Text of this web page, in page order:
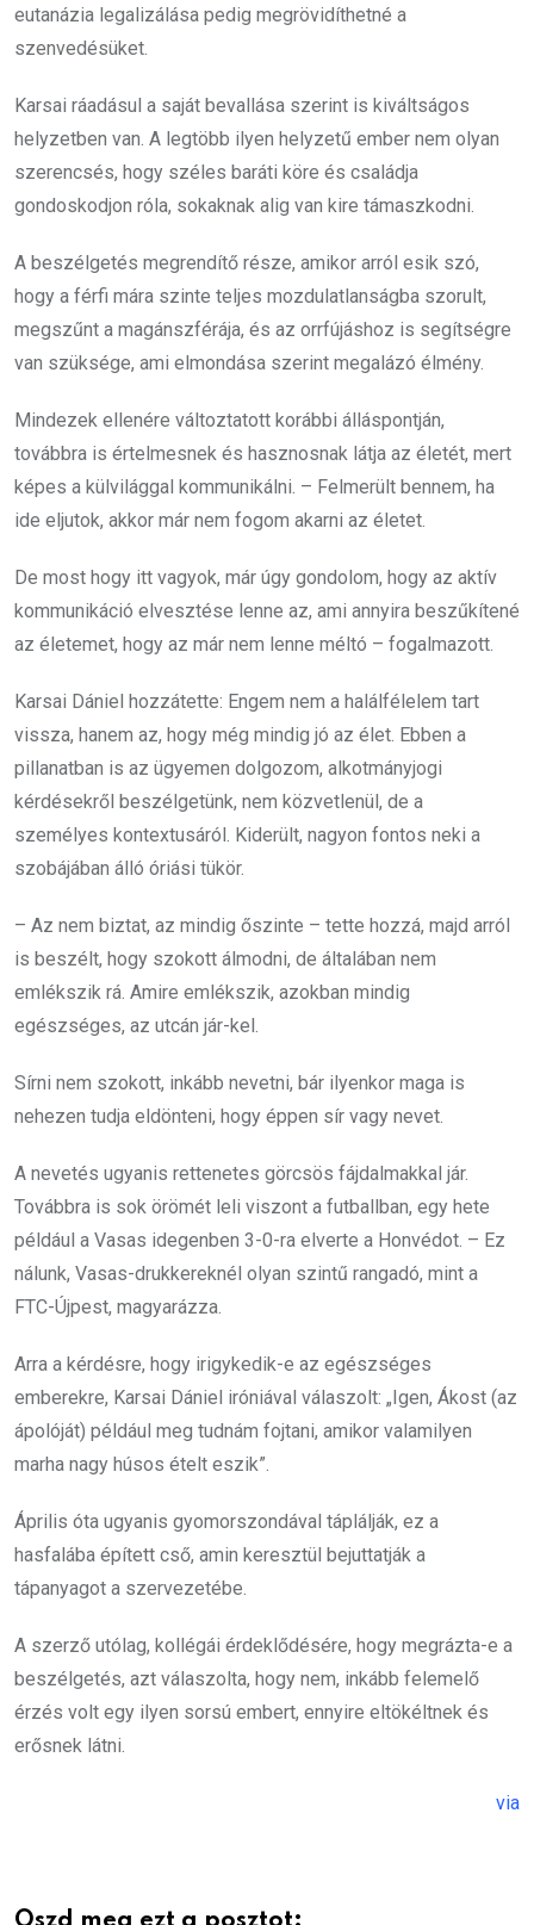
eutanázia legalizálása pedig megrövidíthetné a
szenvedésüket.
Karsai ráadásul a saját bevallása szerint is kiváltságos
helyzetben van. A legtöbb ilyen helyzetű ember nem olyan
szerencsés, hogy széles baráti köre és családja
gondoskodjon róla, sokaknak alig van kire támaszkodni.
A beszélgetés megrendítő része, amikor arról esik szó,
hogy a férfi mára szinte teljes mozdulatlanságba szorult,
megszűnt a magánszférája, és az orrfújáshoz is segítségre
van szüksége, ami elmondása szerint megalázó élmény.
Mindezek ellenére változtatott korábbi álláspontján,
továbbra is értelmesnek és hasznosnak látja az életét, mert
képes a külvilággal kommunikálni. – Felmerült bennem, ha
ide eljutok, akkor már nem fogom akarni az életet.
De most hogy itt vagyok, már úgy gondolom, hogy az aktív
kommunikáció elvesztése lenne az, ami annyira beszűkítené
az életemet, hogy az már nem lenne méltó – fogalmazott.
Karsai Dániel hozzátette: Engem nem a halálfélelem tart
vissza, hanem az, hogy még mindig jó az élet. Ebben a
pillanatban is az ügyemen dolgozom, alkotmányjogi
kérdésekről beszélgetünk, nem közvetlenül, de a
személyes kontextusáról. Kiderült, nagyon fontos neki a
szobájában álló óriási tükör.
– Az nem biztat, az mindig őszinte – tette hozzá, majd arról
is beszélt, hogy szokott álmodni, de általában nem
emlékszik rá. Amire emlékszik, azokban mindig
egészséges, az utcán jár-kel.
Sírni nem szokott, inkább nevetni, bár ilyenkor maga is
nehezen tudja eldönteni, hogy éppen sír vagy nevet.
A nevetés ugyanis rettenetes görcsös fájdalmakkal jár.
Továbbra is sok örömét leli viszont a futballban, egy hete
például a Vasas idegenben 3-0-ra elverte a Honvédot. – Ez
nálunk, Vasas-drukkereknél olyan szintű rangadó, mint a
FTC-Újpest, magyarázza.
Arra a kérdésre, hogy irigykedik-e az egészséges
emberekre, Karsai Dániel iróniával válaszolt: „Igen, Ákost (az
ápolóját) például meg tudnám fojtani, amikor valamilyen
marha nagy húsos ételt eszik”.
Április óta ugyanis gyomorszondával táplálják, ez a
hasfalába épített cső, amin keresztül bejuttatják a
tápanyagot a szervezetébe.
A szerző utólag, kollégái érdeklődésére, hogy megrázta-e a
beszélgetés, azt válaszolta, hogy nem, inkább felemelő
érzés volt egy ilyen sorsú embert, ennyire eltökéltnek és
erősnek látni.
via